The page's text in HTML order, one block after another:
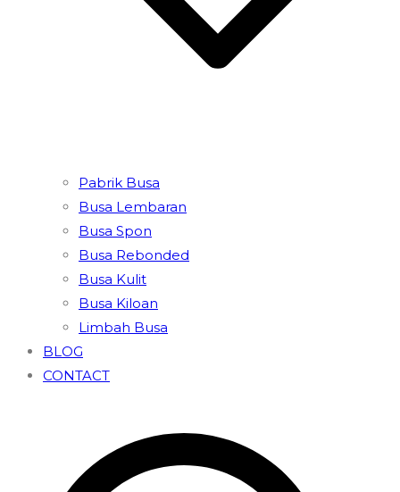
Pabrik Busa
Busa Lembaran
Busa Spon
Busa Rebonded
Busa Kulit
Busa Kiloan
Limbah Busa
BLOG
CONTACT